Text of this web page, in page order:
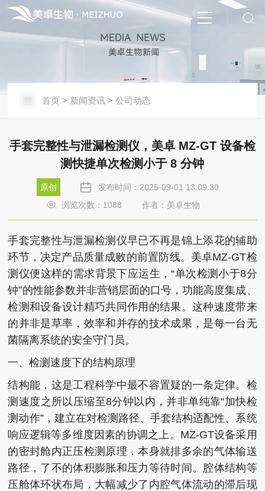
首页 > 新闻资讯 >公司动态
手套完整性与泄漏检测仪，美卓 MZ-GT 设备检
测快捷单次检测小于 8 分钟
原创
发布时间：2025-09-01 13:09:30
浏览次数： 1088 作者：美卓生物
手套完整性与泄漏检测仪早已不再是锦上添花的辅助
环节，决定产品质量成败的前置防线。美卓MZ-GT检
测仪便这样的需求背景下应运生，“单次检测小于8分
钟”的性能参数并非营销层面的口号，功能高度集成、
检测和设备设计精巧共同作用的结果。这种速度带来
的并非是草率，效率和并存的技术成果，是每一台无
菌隔离系统的安全守门员。
一、检测速度下的结构原理
结构能，这是工程科学中最不容置疑的一条定律。检
测速度之所以压缩至8分钟以内，并非单纯靠“加快检
测动作”，建立在对检测路径、手套结构适配性、系统
响应逻辑等多维度因素的协调之上。MZ-GT设备采用
的密封舱内正压检测原理，本身就排多余的气体输送
路径，了不的体积膨胀和压力等待时间。腔体结构等
压舱体环状布局，大幅减少了内腔气体流动的滞后现